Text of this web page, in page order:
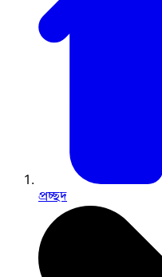
প্রচ্ছদ